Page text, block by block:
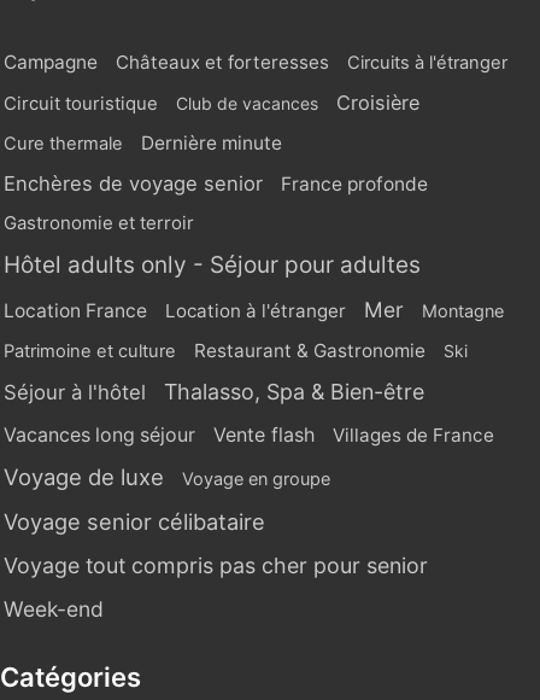
Campagne Châteaux et forteresses
Circuits à l'étranger
Circuit touristique
Club de vacances Croisière
Cure thermale Dernière minute
Enchères de voyage senior
France profonde
Gastronomie et terroir
Hôtel adults only - Séjour pour adultes
Location France Location à l'étranger Mer Montagne
Patrimoine et culture Restaurant & Gastronomie Ski
Séjour à l'hôtel Thalasso, Spa & Bien-être
Vacances long séjour Vente flash Villages de France
Voyage de luxe Voyage en groupe
Voyage senior célibataire
Voyage tout compris pas cher pour senior
Week-end
Catégories